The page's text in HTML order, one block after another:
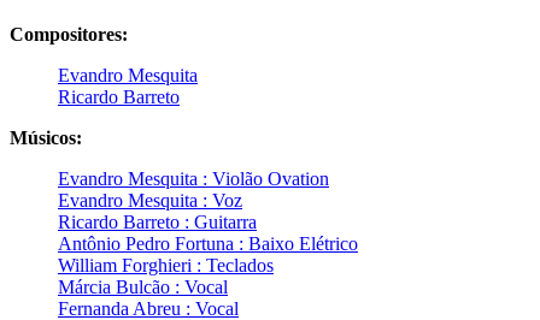
Compositores:
Evandro Mesquita
Ricardo Barreto
Músicos:
Evandro Mesquita : Violão Ovation
Evandro Mesquita : Voz
Ricardo Barreto : Guitarra
Antônio Pedro Fortuna : Baixo Elétrico
William Forghieri : Teclados
Márcia Bulcão : Vocal
Fernanda Abreu : Vocal